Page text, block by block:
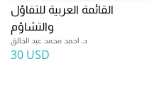
القائمة العربية للتفاؤل
والتشاؤم
د. احمد محمد عبد الخالق
30 USD